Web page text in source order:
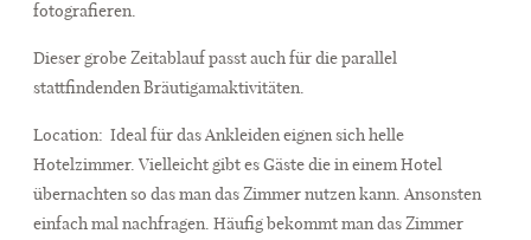
fotografieren.
Dieser grobe Zeitablauf passt auch für die parallel
stattfindenden Bräutigamaktivitäten.
Location: Ideal für das Ankleiden eignen sich helle
Hotelzimmer. Vielleicht gibt es Gäste die in einem Hotel
übernachten so das man das Zimmer nutzen kann. Ansonsten
einfach mal nachfragen. Häufig bekommt man das Zimmer